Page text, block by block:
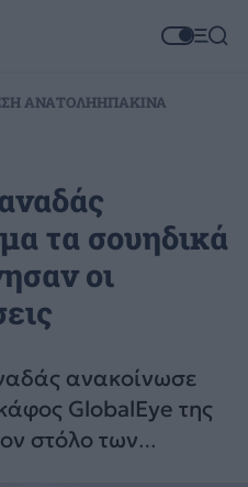
ΑΝΑΤΟΛΗΗΠΑΚΙΝΑ
τα σουηδικά
οι
ανακοίνωσε
GlobalEye της
στόλο των
προειδοποίησης